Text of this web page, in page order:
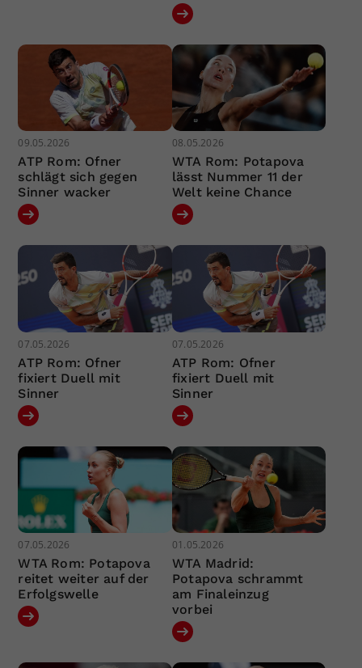
09.05.2026
ATP Rom: Ofner
schlägt sich gegen
Sinner wacker
08.05.2026
WTA Rom: Potapova
lässt Nummer 11 der
Welt keine Chance
07.05.2026
ATP Rom: Ofner
fixiert Duell mit
Sinner
07.05.2026
ATP Rom: Ofner
fixiert Duell mit
Sinner
07.05.2026
WTA Rom: Potapova
reitet weiter auf der
Erfolgswelle
01.05.2026
WTA Madrid:
Potapova schrammt
am Finaleinzug
vorbei